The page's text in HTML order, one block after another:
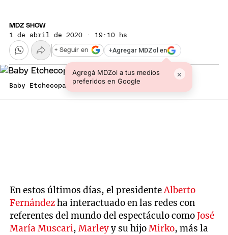
MDZ SHOW
1 de abril de 2020 · 19:10 hs
+Agregar MDZol en
Agregá MDZol a tus medios
preferidos en Google
×
+ Seguir en
Baby Etchecopar vs Alberto Fernández
En estos últimos días, el presidenteAlberto
Fernándezha interactuado en las redes con
referentes del mundo del espectáculo comoJosé
María Muscari,Marleyy su hijoMirko, más la